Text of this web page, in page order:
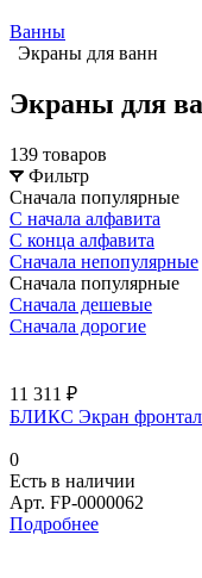
Ванны
Экраны для ванн
Экраны для
139 товаров
Фильтр
Сначала популярные
С начала алфавита
С конца алфавита
Сначала непопулярные
Сначала популярные
Сначала дешевые
Сначала дорогие
11 311 ₽
БЛИКС Экран
0
Есть в наличии
Арт. FP-0000062
Подробнее